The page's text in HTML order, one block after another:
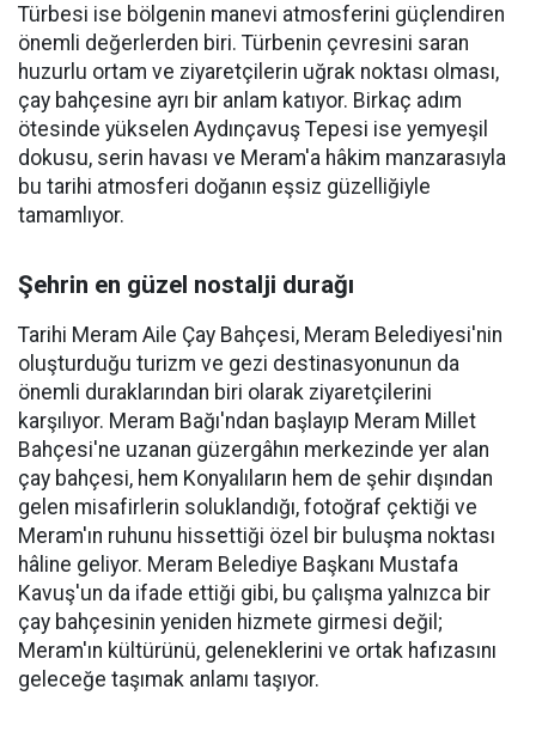
Türbesi ise bölgenin manevi atmosferini güçlendiren
önemli değerlerden biri. Türbenin çevresini saran
huzurlu ortam ve ziyaretçilerin uğrak noktası olması,
çay bahçesine ayrı bir anlam katıyor. Birkaç adım
ötesinde yükselen Aydınçavuş Tepesi ise yemyeşil
dokusu, serin havası ve Meram'a hâkim manzarasıyla
bu tarihi atmosferi doğanın eşsiz güzelliğiyle
tamamlıyor.
Şehrin en güzel nostalji durağı
Tarihi Meram Aile Çay Bahçesi, Meram Belediyesi'nin
oluşturduğu turizm ve gezi destinasyonunun da
önemli duraklarından biri olarak ziyaretçilerini
karşılıyor. Meram Bağı'ndan başlayıp Meram Millet
Bahçesi'ne uzanan güzergâhın merkezinde yer alan
çay bahçesi, hem Konyalıların hem de şehir dışından
gelen misafirlerin soluklandığı, fotoğraf çektiği ve
Meram'ın ruhunu hissettiği özel bir buluşma noktası
hâline geliyor. Meram Belediye Başkanı Mustafa
Kavuş'un da ifade ettiği gibi, bu çalışma yalnızca bir
çay bahçesinin yeniden hizmete girmesi değil;
Meram'ın kültürünü, geleneklerini ve ortak hafızasını
geleceğe taşımak anlamı taşıyor.